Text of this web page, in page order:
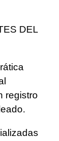
DEL
registro